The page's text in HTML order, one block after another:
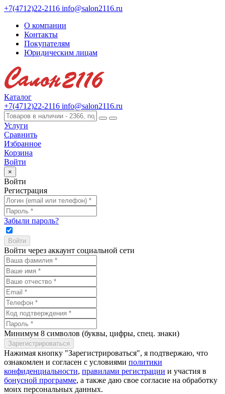
+7(4712)22-2116 info@salon2116.ru
О компании
Контакты
Покупателям
Юридическим лицам
Каталог
+7(4712)22-2116 info@salon2116.ru
Услуги
Сравнить
Избранное
Корзина
Войти
×
Войти
Регистрация
Забыли пароль?
Войти через аккаунт социальной сети
Минимум 8 символов (буквы, цифры, спец. знаки)
Нажимая кнопку "Зарегистрироваться", я подтвержаю, что
ознакомлен и согласен с условиями политики
конфиденциальности, правилами регистрации и участия в
бонусной программе, а также даю свое согласие на обработку
моих персональных данных.